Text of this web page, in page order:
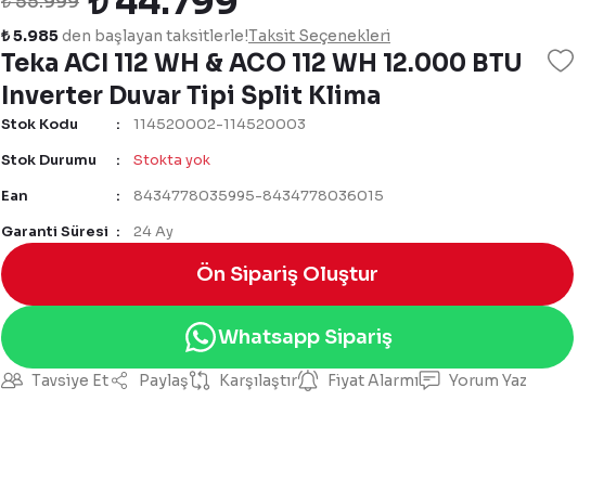
Teka ACI 112 WH & ACO 112 WH 12.000 BTU
Inverter Duvar Tipi Split Klima
₺ 5.985den başlayan taksitlerle!Taksit Seçenekleri
Stok Kodu
114520002-114520003
Stok Durumu
Stokta yok
Ean
8434778035995-8434778036015
Garanti Süresi
24 Ay
Ön Sipariş Oluştur
Whatsapp Sipariş
Tavsiye Et Paylaş Karşılaştır Fiyat Alarmı Yorum Yaz